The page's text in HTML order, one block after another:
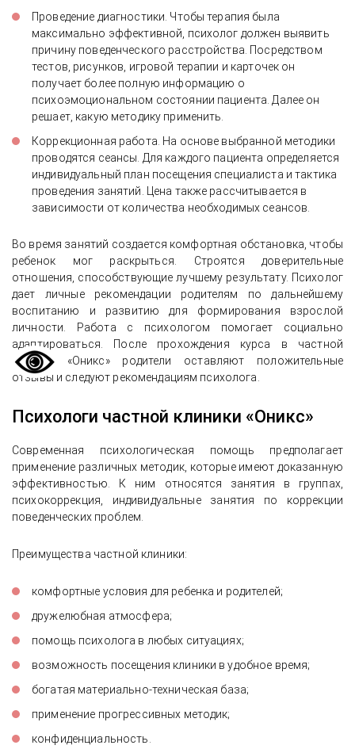
Проведение диагностики. Чтобы терапия была
максимально эффективной, психолог должен выявить
причину поведенческого расстройства. Посредством
тестов, рисунков, игровой терапии и карточек он
получает более полную информацию о
психоэмоциональном состоянии пациента. Далее он
решает, какую методику применить.
Коррекционная работа. На основе выбранной методики
проводятся сеансы. Для каждого пациента определяется
индивидуальный план посещения специалиста и тактика
проведения занятий. Цена также рассчитывается в
зависимости от количества необходимых сеансов.
Во время занятий создается комфортная обстановка, чтобы
ребенок мог раскрыться. Строятся доверительные
отношения, способствующие лучшему результату. Психолог
дает личные рекомендации родителям по дальнейшему
воспитанию и развитию для формирования взрослой
личности. Работа с психологом помогает социально
адаптироваться. После прохождения курса в частной
клинике «Оникс» родители оставляют положительные
отзывы и следуют рекомендациям психолога.
Психологи частной клиники «Оникс»
Современная психологическая помощь предполагает
применение различных методик, которые имеют доказанную
эффективностью. К ним относятся занятия в группах,
психокоррекция, индивидуальные занятия по коррекции
поведенческих проблем.
Преимущества частной клиники:
комфортные условия для ребенка и родителей;
дружелюбная атмосфера;
помощь психолога в любых ситуациях;
возможность посещения клиники в удобное время;
богатая материально-техническая база;
применение прогрессивных методик;
конфиденциальность.